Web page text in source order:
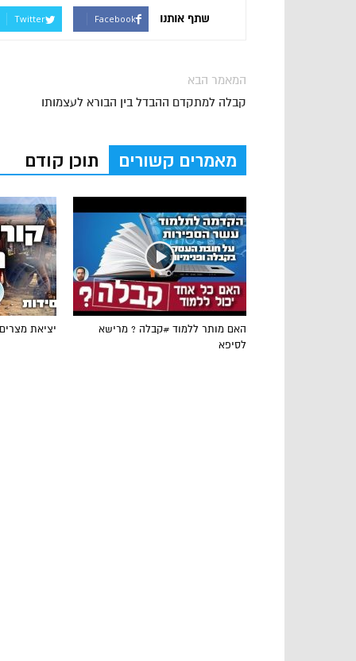
שתף אותנו Facebook
Twitter
המאמר הבא
קבלה למתקדם ההבדל בין הבורא לעצמותו
מאמרים קשורים תוכן קודם
יציאת מצרים
האם מותר ללמוד #קבלה ? מרישא
לסיפא